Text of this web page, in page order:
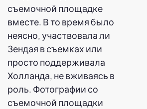
съемочной площадке
вместе. В то время было
неясно, участвовала ли
Зендая в съемках или
просто поддерживала
Холланда, не вживаясь в
роль. Фотографии со
съемочной площадки